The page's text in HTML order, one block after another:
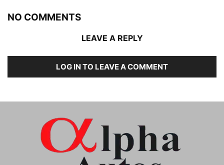
NO COMMENTS
LEAVE A REPLY
LOG IN TO LEAVE A COMMENT